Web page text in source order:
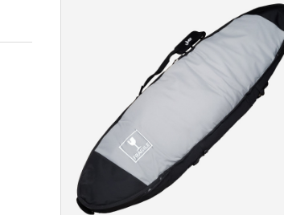
Travel boardbags 8'6'' - Funda de surf,
|Just
Ancho|
65cm
Tamano|271cm